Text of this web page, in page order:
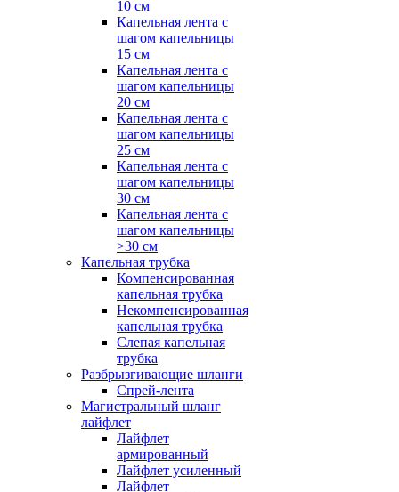
10 см
Капельная лента с
шагом капельницы
15 см
Капельная лента с
шагом капельницы
20 см
Капельная лента с
шагом капельницы
25 см
Капельная лента с
шагом капельницы
30 см
Капельная лента с
шагом капельницы
>30 см
Капельная трубка
Компенсированная
капельная трубка
Некомпенсированная
капельная трубка
Слепая капельная
трубка
Разбрызгивающие шланги
Спрей-лента
Магистральный шланг
лайфлет
Лайфлет
армированный
Лайфлет усиленный
Лайфлет